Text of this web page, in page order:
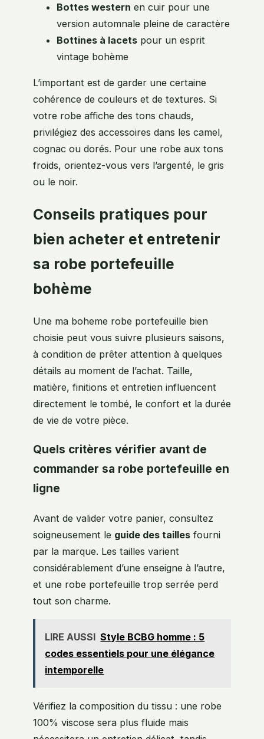
Bottes western en cuir pour une
version automnale pleine de caractère
Bottines à lacets pour un esprit
vintage bohème
L’important est de garder une certaine
cohérence de couleurs et de textures. Si
votre robe affiche des tons chauds,
privilégiez des accessoires dans les camel,
cognac ou dorés. Pour une robe aux tons
froids, orientez-vous vers l’argenté, le gris
ou le noir.
Conseils pratiques pour
bien acheter et entretenir
sa robe portefeuille
bohème
Une ma boheme robe portefeuille bien
choisie peut vous suivre plusieurs saisons,
à condition de prêter attention à quelques
détails au moment de l’achat. Taille,
matière, finitions et entretien influencent
directement le tombé, le confort et la durée
de vie de votre pièce.
Quels critères vérifier avant de
commander sa robe portefeuille en
ligne
Avant de valider votre panier, consultez
soigneusement le guide des tailles fourni
par la marque. Les tailles varient
considérablement d’une enseigne à l’autre,
et une robe portefeuille trop serrée perd
tout son charme.
LIRE AUSSI Style BCBG homme : 5
codes essentiels pour une élégance
intemporelle
Vérifiez la composition du tissu : une robe
100% viscose sera plus fluide mais